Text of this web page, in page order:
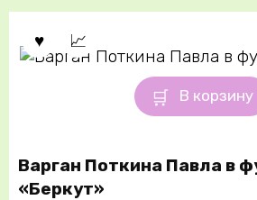
В корзину
Варган Поткина Павла в
«Беркут»